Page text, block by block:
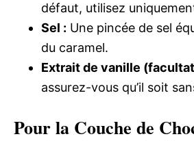
défaut, utilisez
Sel : Une pincée de sel
du caramel.
Extrait de vanille
assurez-vous qu’il soit
Pour la Couche de